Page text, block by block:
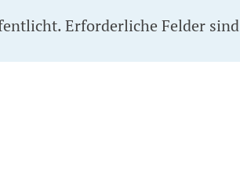
Erforderliche Felder